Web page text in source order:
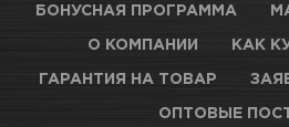
БОНУСНАЯ ПРОГРАММА
О КОМПАНИИ КАК
ГАРАНТИЯ НА ТОВАР
ОПТОВЫЕ